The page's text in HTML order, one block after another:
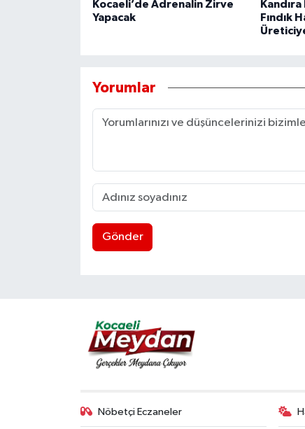
Kocaeli’de Adrenalin Zirve
Yapacak
Fındık
Yorumlar
Gönder
Nöbetçi Eczaneler